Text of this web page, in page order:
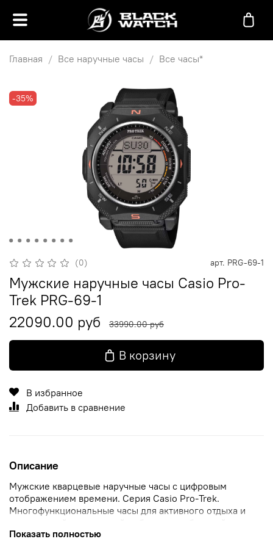
Главная Все наручные часы Все часы*
-35%
(0) арт. PRG-69-1
Мужские наручные часы Casio Pro-
Trek PRG-69-1
22090.00 руб
33990.00 руб
В корзину
В избранное
Добавить в сравнение
Описание
Мужские кварцевые наручные часы с цифровым
отображением времени. Серия Casio Pro-Trek.
Многофункциональные часы для активного отдыха и
приключений, путешественников и спортсменов.
Показать полностью